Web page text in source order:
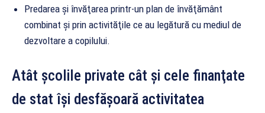
Predarea şi învăţarea printr-un plan de învăţământ
combinat şi prin activităţile ce au legătură cu mediul de
dezvoltare a copilului.
Atât şcolile private cât şi cele finanţate
de stat îşi desfăşoară activitatea